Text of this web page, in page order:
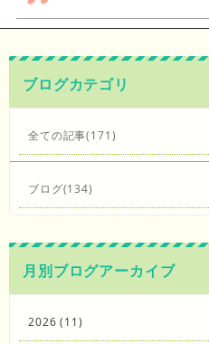
ブログカテゴリ
全ての記事(171)
ブログ(134)
月別ブログアーカイブ
2026 (11)